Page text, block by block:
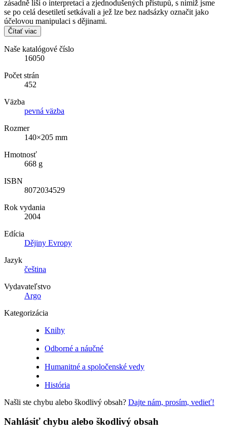
zásadně liší o interpretací a zjednodušených přístupů, s nimiž jsme
se po celá desetiletí setkávali a jež lze bez nadsázky označit jako
účelovou manipulaci s dějinami.
Čítať viac
Naše katalógové číslo
16050
Počet strán
452
Väzba
pevná väzba
Rozmer
140×205 mm
Hmotnosť
668 g
ISBN
8072034529
Rok vydania
2004
Edícia
Dějiny Evropy
Jazyk
čeština
Vydavateľstvo
Argo
Kategorizácia
Knihy
Odborné a náučné
Humanitné a spoločenské vedy
História
Našli ste chybu alebo škodlivý obsah? Dajte nám, prosím, vedieť!
Nahlásiť chybu alebo škodlivý obsah